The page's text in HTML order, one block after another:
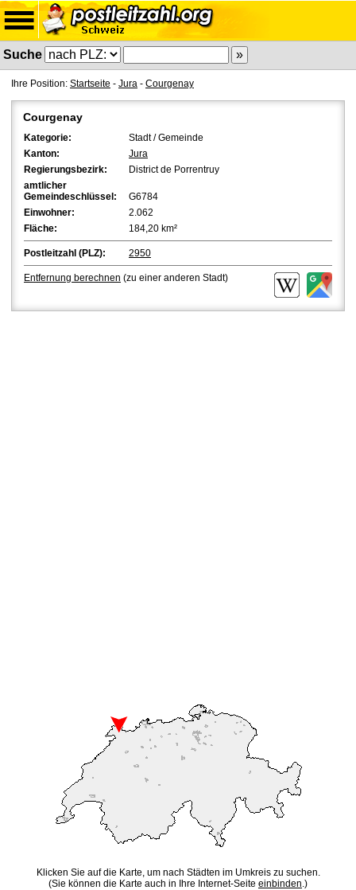
Suche
Ihre Position: Startseite - Jura - Courgenay
Courgenay
Kategorie:
Stadt / Gemeinde
Kanton:
Jura
Regierungsbezirk:
District de Porrentruy
amtlicher
Gemeindeschlüssel:
G6784
Einwohner:
2.062
Fläche:
184,20 km²
Postleitzahl (PLZ): 2950
Entfernung berechnen (zu einer anderen Stadt)
Klicken Sie auf die Karte, um nach Städten im Umkreis zu suchen.
(Sie können die Karte auch in Ihre Internet-Seite einbinden.)